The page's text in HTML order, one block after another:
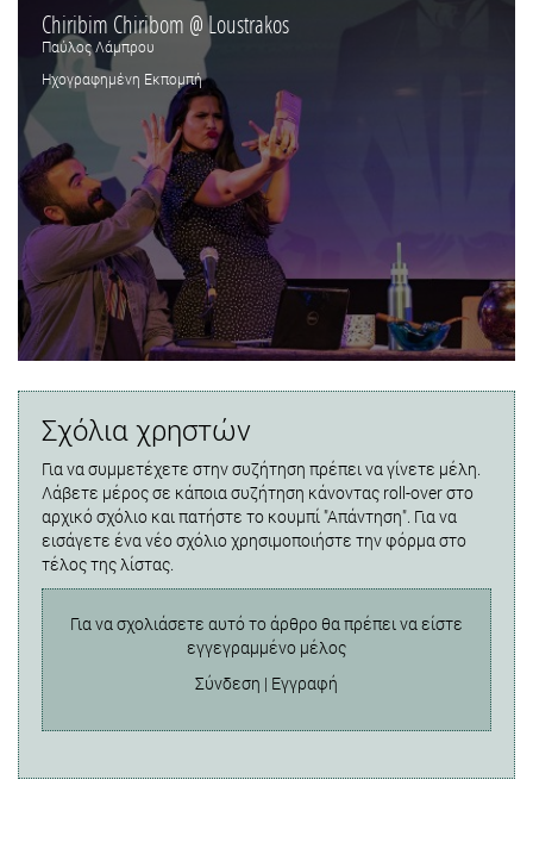
Chiribim Chiribom @ Loustrakos
Παύλος Λάμπρου
Ηχογραφημένη Εκπομπή
Σχόλια χρηστών
Για να συμμετέχετε στην συζήτηση πρέπει να γίνετε μέλη.
Λάβετε μέρος σε κάποια συζήτηση κάνοντας roll-over στο
αρχικό σχόλιο και πατήστε το κουμπί "Απάντηση". Για να
εισάγετε ένα νέο σχόλιο χρησιμοποιήστε την φόρμα στο
τέλος της λίστας.
Για να σχολιάσετε αυτό το άρθρο θα πρέπει να είστε
εγγεγραμμένο μέλος
Σύνδεση | Εγγραφή